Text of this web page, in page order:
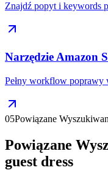
Znajdź popyt i keywords
Narzędzie Amazon
Pełny workflow poprawy
05Powiązane
Powiązane
guest dress